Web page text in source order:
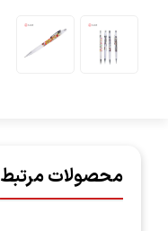
محصولات مرتبط